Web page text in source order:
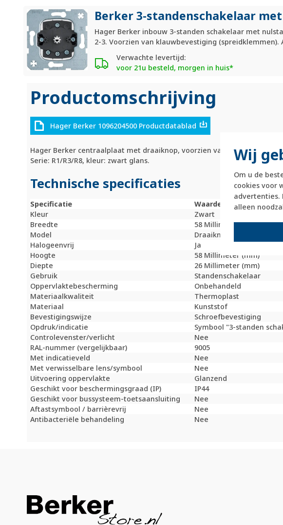
Wij
Om u de
cookies voor
advertenties.
alleen
Berker 3-standenschakelaar met
Hager Berker inbouw 3-standen schakelaar met
2-3. Voorzien van klauwbevestiging
Verwachte levertijd:
voor 21u besteld, morgen in huis*
Productomschrijving
Hager Berker 1096204500 Productdatablad
Hager Berker centraalplaat met draaiknop, voorzien van opdruk 0-1-2-
Serie: R1/R3/R8, kleur: zwart glans.
Technische specificaties
Specificatie
Waarde
Kleur
Zwart
Breedte
58 Millimeter (mm)
Model
Draaiknop
Halogeenvrij
Ja
Hoogte
58 Millimeter (mm)
Diepte
26 Millimeter (mm)
Gebruik
Standenschakelaar
Oppervlaktebescherming
Onbehandeld
Materiaalkwaliteit
Thermoplast
Materiaal
Kunststof
Bevestigingswijze
Schroefbevestiging
Opdruk/indicatie
Symbool "3-standen
Controlevenster/verlicht
Nee
RAL-nummer (vergelijkbaar)
9005
Met indicatieveld
Nee
Met verwisselbare lens/symbool
Nee
Uitvoering oppervlakte
Glanzend
Geschikt voor beschermingsgraad (IP)
IP44
Geschikt voor bussysteem-toetsaansluiting
Nee
Aftastsymbool / barrièrevrij
Nee
Antibacteriële behandeling
Nee